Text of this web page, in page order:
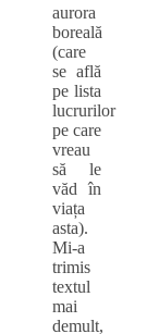
aurora
boreală
(care
se află
pe lista
lucrurilor
pe care
vreau
să le
văd în
viața
asta).
Mi-a
trimis
textul
mai
demult,